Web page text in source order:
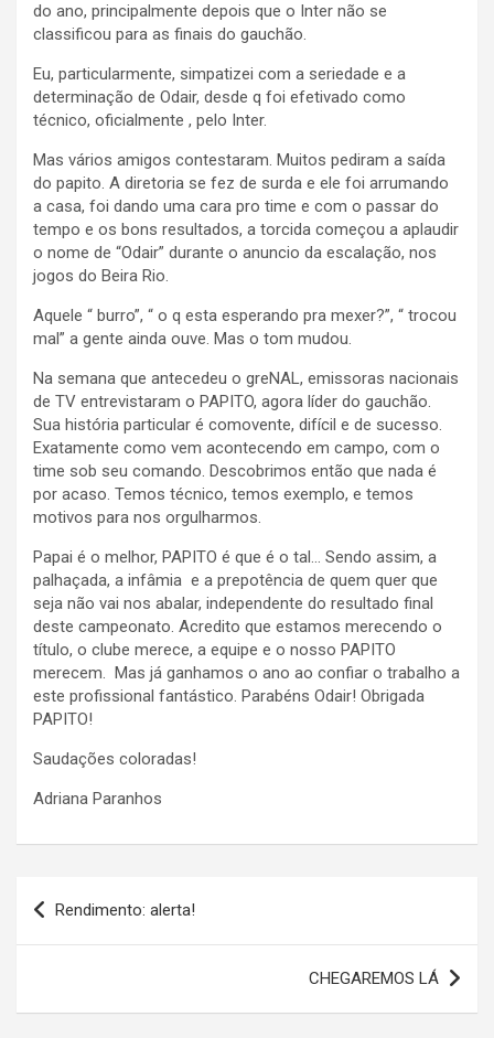
do ano, principalmente depois que o Inter não se
classificou para as finais do gauchão.
Eu, particularmente, simpatizei com a seriedade e a
determinação de Odair, desde q foi efetivado como
técnico, oficialmente , pelo Inter.
Mas vários amigos contestaram. Muitos pediram a saída
do papito. A diretoria se fez de surda e ele foi arrumando
a casa, foi dando uma cara pro time e com o passar do
tempo e os bons resultados, a torcida começou a aplaudir
o nome de “Odair” durante o anuncio da escalação, nos
jogos do Beira Rio.
Aquele “ burro”, “ o q esta esperando pra mexer?”, “ trocou
mal” a gente ainda ouve. Mas o tom mudou.
Na semana que antecedeu o greNAL, emissoras nacionais
de TV entrevistaram o PAPITO, agora líder do gauchão.
Sua história particular é comovente, difícil e de sucesso.
Exatamente como vem acontecendo em campo, com o
time sob seu comando. Descobrimos então que nada é
por acaso. Temos técnico, temos exemplo, e temos
motivos para nos orgulharmos.
Papai é o melhor, PAPITO é que é o tal… Sendo assim, a
palhaçada, a infâmia e a prepotência de quem quer que
seja não vai nos abalar, independente do resultado final
deste campeonato. Acredito que estamos merecendo o
título, o clube merece, a equipe e o nosso PAPITO
merecem. Mas já ganhamos o ano ao confiar o trabalho a
este profissional fantástico. Parabéns Odair! Obrigada
PAPITO!
Saudações coloradas!
Adriana Paranhos
Navegação
de
Rendimento: alerta!
CHEGAREMOS LÁ